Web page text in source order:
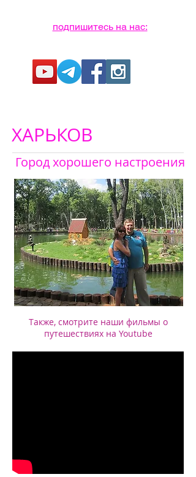
подпишитесь на нас:
ХАРЬКОВ
Город хорошего настроения
Также, смотрите наши фильмы о
путешествиях на Youtube